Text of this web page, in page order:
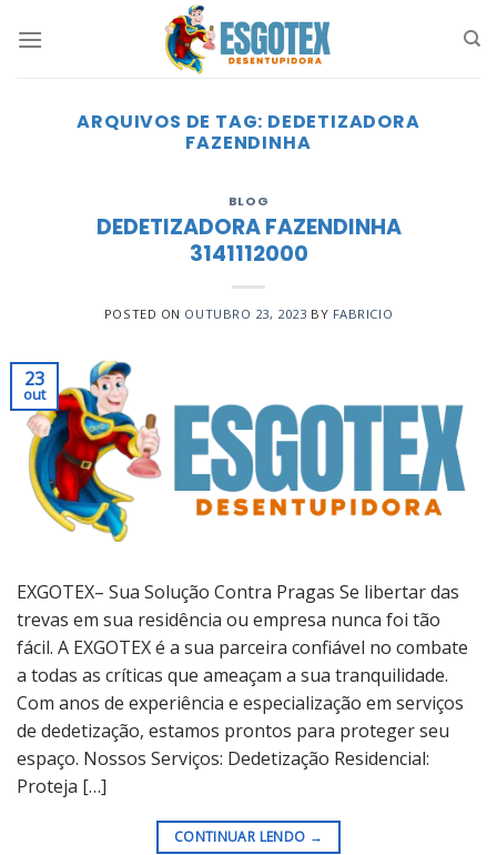
ARQUIVOS DE TAG: DEDETIZADORA
FAZENDINHA
BLOG
DEDETIZADORA FAZENDINHA
3141112000
POSTED ON OUTUBRO 23, 2023 BY FABRICIO
23
out
EXGOTEX– Sua Solução Contra Pragas Se libertar das
trevas em sua residência ou empresa nunca foi tão
fácil. A EXGOTEX é a sua parceira confiável no combate
a todas as críticas que ameaçam a sua tranquilidade.
Com anos de experiência e especialização em serviços
de dedetização, estamos prontos para proteger seu
espaço. Nossos Serviços: Dedetização Residencial:
Proteja […]
CONTINUAR LENDO →